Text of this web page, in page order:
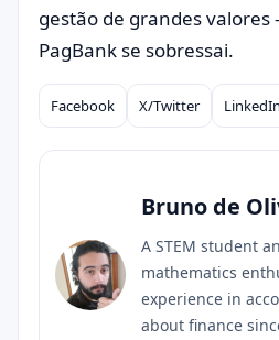
gestão de grandes
PagBank se sobressai.
Compartilhar
Facebook X/Twitter LinkedIn
Bruno de
A STEM student
mathematics
experience in
about finance